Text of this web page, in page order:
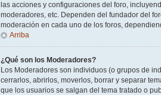
las acciones y configuraciones del foro,
moderadores, etc. Dependen del fundador del
moderación en cada uno de los foros,
Arriba
¿Qué son los Moderadores?
Los Moderadores son individuos (o grupos de
cerrarlos, abrirlos, moverlos, borrar y separar
que los usuarios se salgan del tema tratado o